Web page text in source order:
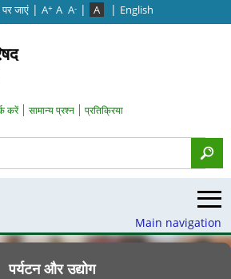
जाएं | A+ A A- | A | English
करें सामान्य प्रश्न प्रतिक्रिया
Main navigation
पर्यटन और उद्योग